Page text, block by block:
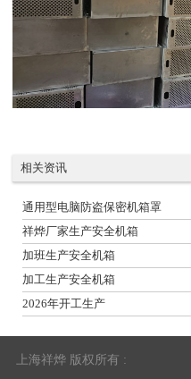
相关资讯
通用型电脑防盗保密机箱罩
祥烨厂家生产安全机箱
加班生产安全机箱
加工生产安全机箱
2026年开工生产
上海祥烨 版权所有 :